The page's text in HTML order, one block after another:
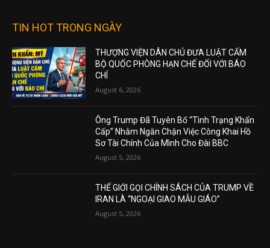
TIN HOT TRONG NGÀY
THƯỢNG VIỆN DÂN CHỦ ĐƯA LUẬT CẤM
BỘ QUỐC PHÒNG HẠN CHẾ ĐỐI VỚI BÁO
CHÍ
August 6, 2026
Ông Trump Đã Tuyên Bố “Tình Trạng Khẩn
Cấp” Nhằm Ngăn Chặn Việc Công Khai Hồ
Sơ Tài Chính Của Mình Cho Đài BBC
August 5, 2026
THẾ GIỚI GỌI CHÍNH SÁCH CỦA TRUMP VỀ
IRAN LÀ “NGOẠI GIAO MẪU GIÁO”
August 5, 2026